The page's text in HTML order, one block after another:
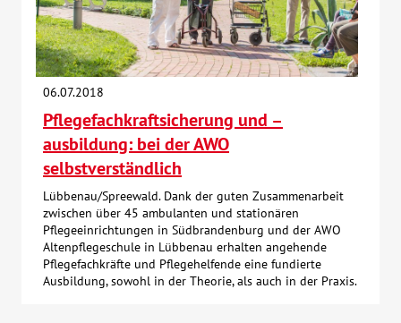
06.07.2018
Pflegefachkraftsicherung und –
ausbildung: bei der AWO
selbstverständlich
Lübbenau/Spreewald. Dank der guten Zusammenarbeit
zwischen über 45 ambulanten und stationären
Pflegeeinrichtungen in Südbrandenburg und der AWO
Altenpflegeschule in Lübbenau erhalten angehende
Pflegefachkräfte und Pflegehelfende eine fundierte
Ausbildung, sowohl in der Theorie, als auch in der Praxis.